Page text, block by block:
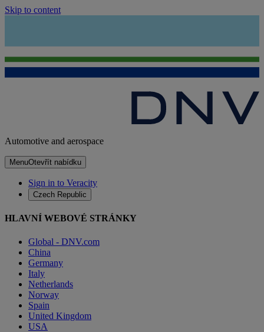
Skip to content
Automotive and aerospace
MenuOtevřít nabídku
Sign in to Veracity
Czech Republic
HLAVNÍ WEBOVÉ STRÁNKY
Global - DNV.com
China
Germany
Italy
Netherlands
Norway
Spain
United Kingdom
USA